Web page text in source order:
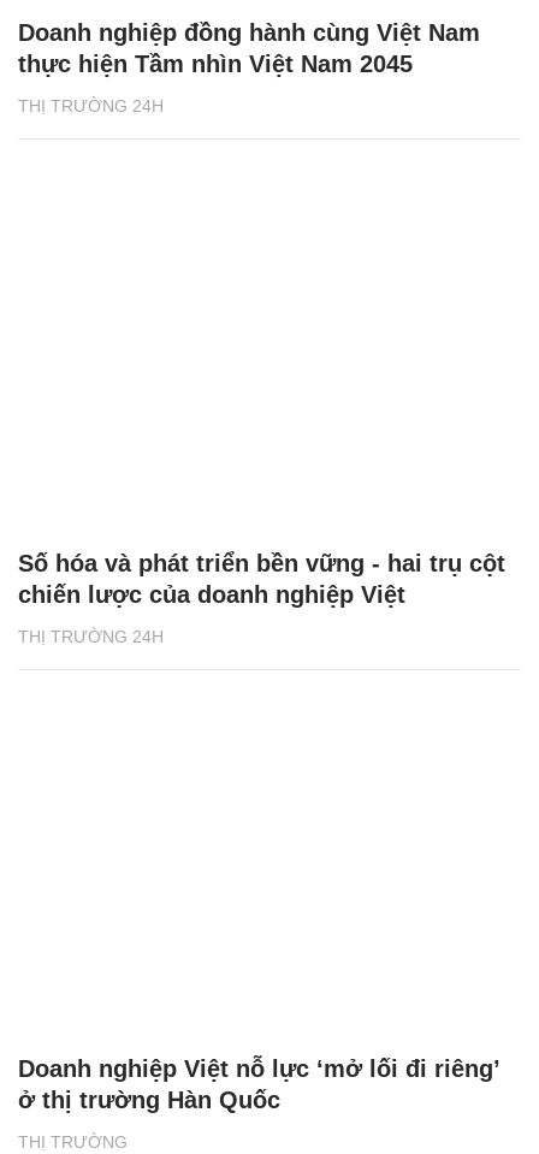
THỊ TRƯỜNG 24H
Doanh nghiệp đồng hành cùng Việt Nam
thực hiện Tầm nhìn Việt Nam 2045
THỊ TRƯỜNG 24H
Số hóa và phát triển bền vững - hai trụ cột
chiến lược của doanh nghiệp Việt
THỊ TRƯỜNG
Doanh nghiệp Việt nỗ lực ‘mở lối đi riêng’
ở thị trường Hàn Quốc